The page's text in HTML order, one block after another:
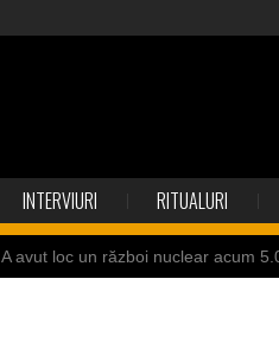
INTERVIURI RITUALURI
A avut loc un război nuclear acum